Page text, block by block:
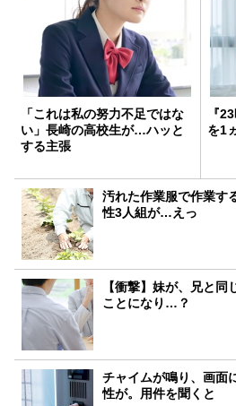
「これは私の努力不足ではな
い」長崎の高校生が…ハッと
する主張
『
を1
汚れた作業服で作業す
性3人組が…えっ
【衝撃】妹が、兄と
ことになり…？
チャイムが鳴り、画面
性が。用件を聞くと